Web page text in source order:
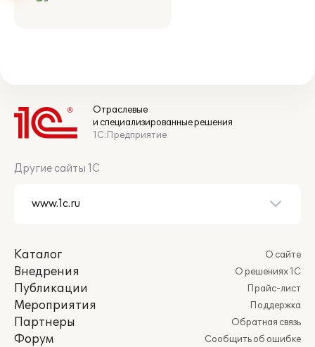
Отраслевые
и специализированные решения
1С:Предприятие
Другие сайты 1С
Каталог
Внедрения
Публикации
Мероприятия
Партнеры
Форум
О сайте
О решениях 1С
Прайс-лист
Поддержка
Обратная связь
Сообщить об ошибке